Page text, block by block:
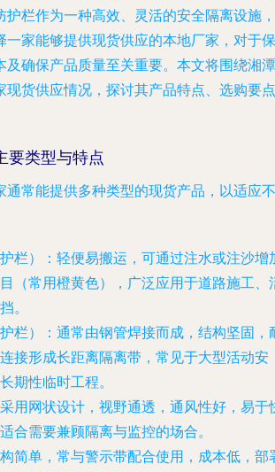
护栏作为一种高效、灵活的安全隔离设施，
一家能够提供现货供应的本地厂家，对于保
及确保产品质量至关重要。本文将围绕湘潭
现货供应情况，探讨其产品特点、选购要点
要类型与特点
通常能提供多种类型的现货产品，以适应不
栏）
：轻便易搬运，可通过注水或注沙增
（常用橙黄色），广泛应用于道路施工、
。
栏）
：通常由钢管焊接而成，结构坚固，
接形成长距离隔离带，常见于大型活动安
期性临时工程。
采用网状设计，视野通透，通风性好，易于
合需要兼顾隔离与监控的场合。
构简单，常与警示带配合使用，成本低，部